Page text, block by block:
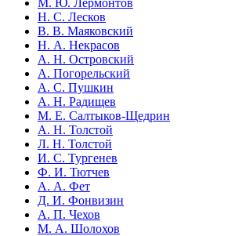
Н. С. Лесков
В. В. Маяковский
Н. А. Некрасов
А. Н. Островский
А. Погорельский
А. С. Пушкин
А. Н. Радищев
М. Е. Салтыков-Щедрин
А. Н. Толстой
Л. Н. Толстой
И. С. Тургенев
Ф. И. Тютчев
А. А. Фет
Д. И. Фонвизин
А. П. Чехов
М. А. Шолохов